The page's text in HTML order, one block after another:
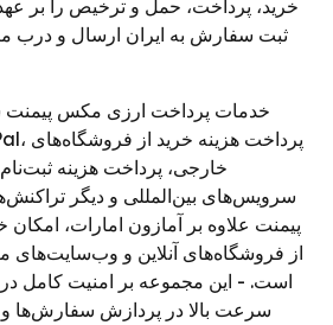
خرید، پرداخت، حمل و ترخیص را بر
ثبت سفارش به ایران ارسال و درب
خارجی، پرداخت هزینه
سرویس‌های بین‌المللی و دیگر
پیمنت علاوه بر آمازون امارات،
از فروشگاه‌های آنلاین و وب‌سایت‌های
است. - این مجموعه بر امنیت کامل در
سرعت بالا در پردازش سفارش‌ها و